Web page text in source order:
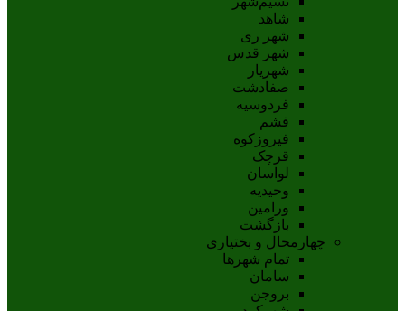
شاهد
شهر ری
شهر قدس
شهریار
صفادشت
فردوسیه
فشم
فیروزکوه
قرچک
لواسان
وحیدیه
ورامین
بازگشت
چهارمحال و بختیاری
تمام شهر‌ها
سامان
بروجن